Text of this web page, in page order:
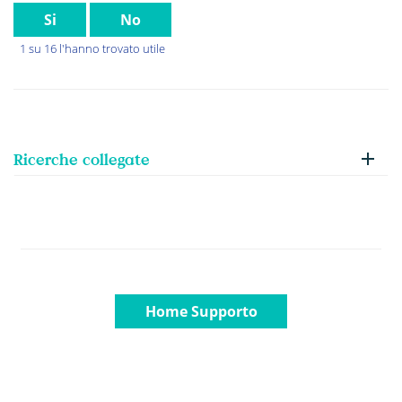
Si No
1 su 16 l'hanno trovato utile
Ricerche collegate
Home Supporto